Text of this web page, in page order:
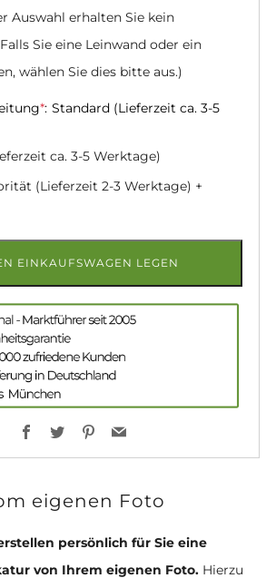
Auswahl erhalten Sie kein
Sie eine Leinwand oder ein
wählen Sie dies bitte aus.)
*: Standard (Lieferzeit ca. 3-5
ca. 3-5 Werktage)
(Lieferzeit 2-3 Werktage) +
EINKAUFSWAGEN LEGEN
Facebook
TwitterPinterest
eigenen Foto
persönlich für Sie eine
von Ihrem eigenen Foto. Hierzu